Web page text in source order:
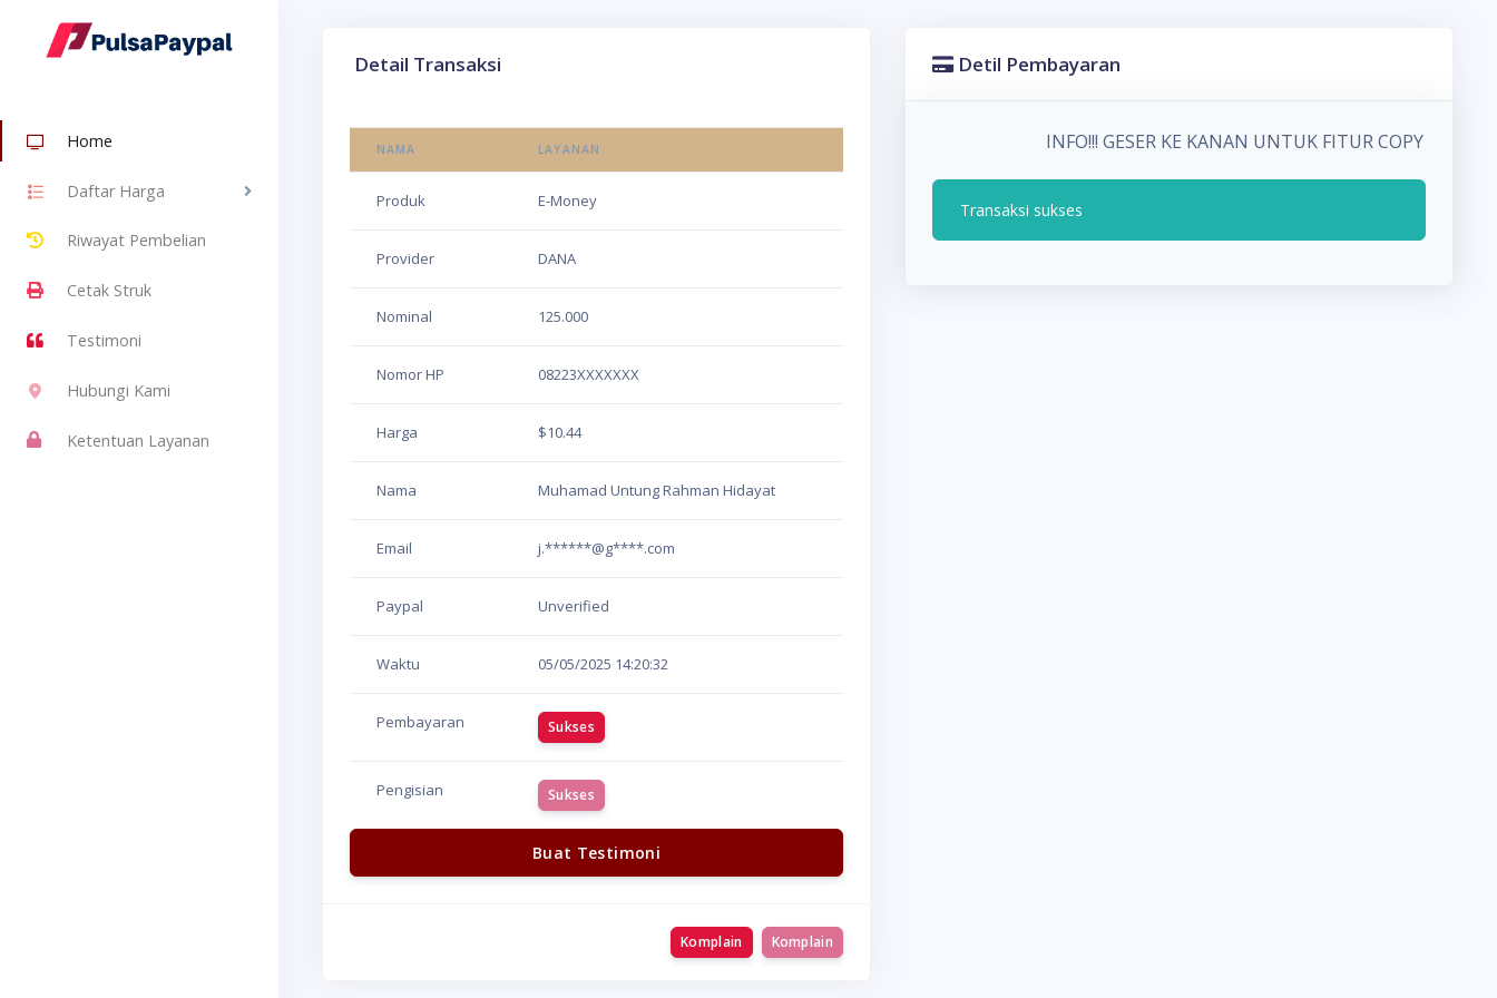
Home
Daftar Harga
Riwayat Pembelian
Cetak Struk
Testimoni
Hubungi Kami
Ketentuan Layanan
Detail Transaksi
NAMA LAYANAN
Produk E-Money
Provider DANA
Nominal 125.000
Nomor HP 08223XXXXXXX
Harga $10.44
Nama Muhamad Untung Rahman Hidayat
Email j.******@g****.com
Paypal Unverified
Waktu 05/05/2025 14:20:32
Pembayaran Sukses
Pengisian Sukses
Buat Testimoni
Komplain Komplain
Detil Pembayaran
INFO!!! GESER KE KANAN UNTUK FITUR COPY PADA
Transaksi sukses